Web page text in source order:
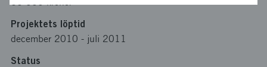
Projektets löptid
december 2010 - juli 2011
Status